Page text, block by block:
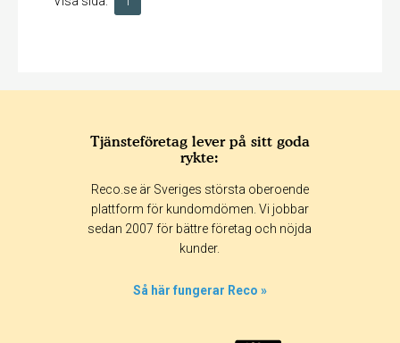
Tjänsteföretag lever på sitt goda
rykte:
Reco.se är Sveriges största oberoende
plattform för kundomdömen. Vi jobbar
sedan 2007 för bättre företag och nöjda
kunder.
Så här fungerar Reco »